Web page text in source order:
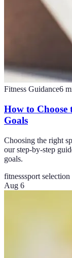
Fitness Guidance6
How to Choose
Goals
Choosing the right
our step-by-step
goals.
fitnesssport selection
Aug 6